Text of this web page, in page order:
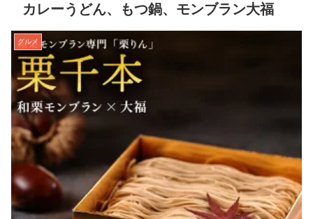
カレーうどん、もつ鍋、モンブラン大福
グルメ